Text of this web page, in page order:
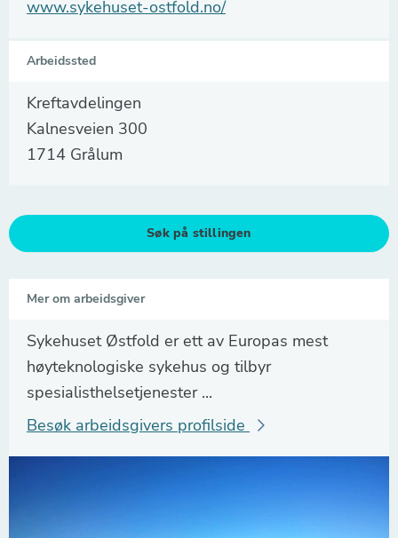
www.sykehuset-ostfold.no/
Arbeidssted
Kreftavdelingen
Kalnesveien 300
1714 Grålum
Søk på stillingen
Mer om arbeidsgiver
Sykehuset Østfold er ett av Europas mest
høyteknologiske sykehus og tilbyr
spesialisthelsetjenester ...
Besøk arbeidsgivers profilside